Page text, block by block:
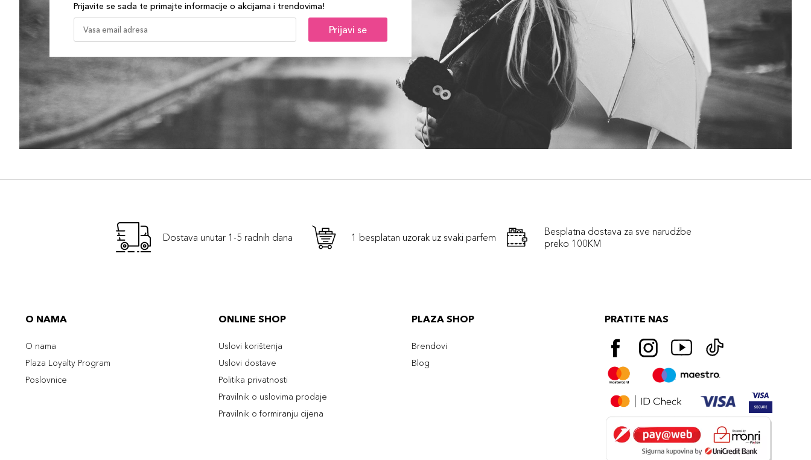
Prijavite se sada te primajte informacije o akcijama i trendovima!
Prijavi se
Dostava unutar 1-5 radnih dana 1 besplatan uzorak uz svaki parfem
Besplatna dostava za sve narudźbe
preko 100KM
O NAMA
O nama
Plaza Loyalty Program
Poslovnice
ONLINE SHOP
Uslovi korištenja
Uslovi dostave
Politika privatnosti
Pravilnik o uslovima prodaje
Pravilnik o formiranju cijena
PLAZA SHOP
Brendovi
Blog
PRATITE NAS